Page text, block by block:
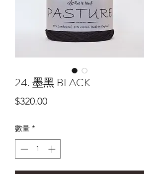
24. 墨黑 BLACK
$320.00價
數量 *